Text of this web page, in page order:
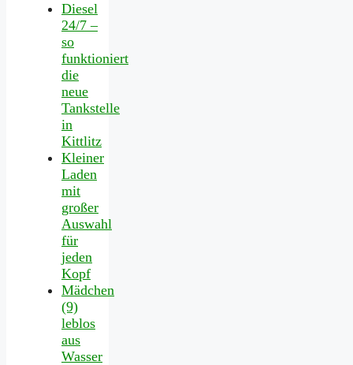
Diesel
24/7 –
so
funktioniert
die
neue
Tankstelle
in
Kittlitz
Kleiner
Laden
mit
großer
Auswahl
für
jeden
Kopf
Mädchen
(9)
leblos
aus
Wasser